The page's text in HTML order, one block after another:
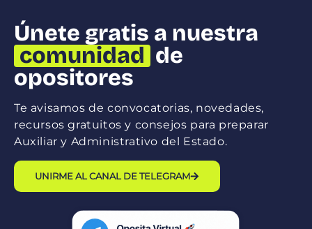
Únete gratis a nuestra
comunidad de
opositores
Te avisamos de convocatorias, novedades,
recursos gratuitos y consejos para preparar
Auxiliar y Administrativo del Estado.
UNIRME AL CANAL DE TELEGRAM